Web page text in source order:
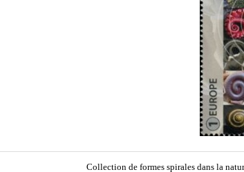
Collection de formes spirales dans la